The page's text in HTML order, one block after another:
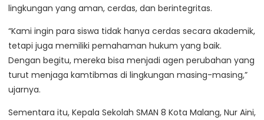
lingkungan yang aman, cerdas, dan berintegritas.
“Kami ingin para siswa tidak hanya cerdas secara akademik,
tetapi juga memiliki pemahaman hukum yang baik.
Dengan begitu, mereka bisa menjadi agen perubahan yang
turut menjaga kamtibmas di lingkungan masing-masing,”
ujarnya.
Sementara itu, Kepala Sekolah SMAN 8 Kota Malang, Nur Aini,